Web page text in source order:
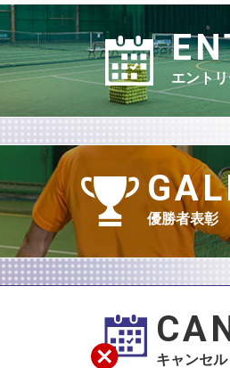
エント
優勝者表彰
キャンセル